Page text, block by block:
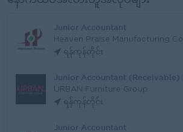
Junior Accountant
Heaven Praise Manufacturing
ရန်ကုန်တိုင်း
Junior Accountant (Receivable)
URBAN Furniture Group
ရန်ကုန်တိုင်း
Junior Accountant